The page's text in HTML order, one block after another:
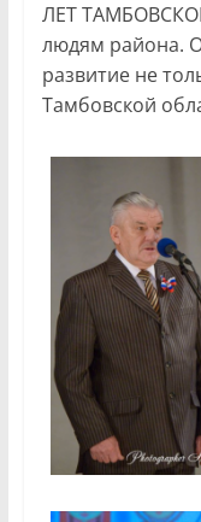
ЛЕТ
людям района.
развитие не
Тамбовской